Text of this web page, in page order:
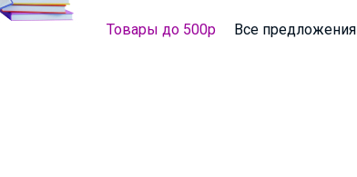
Товары до 500р Все предложения